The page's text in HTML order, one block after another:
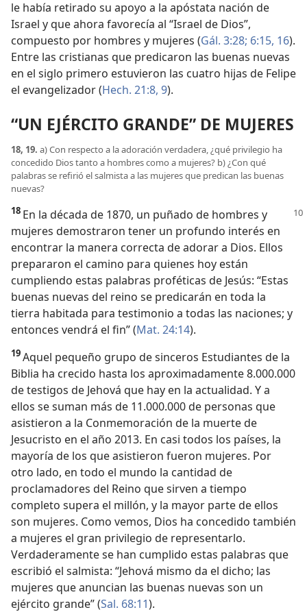
le había retirado su apoyo a la apóstata nación de
Israel y que ahora favorecía al “Israel de Dios”,
compuesto por hombres y mujeres (Gál. 3:28; 6:15, 16).
Entre las cristianas que predicaron las buenas nuevas
en el siglo primero estuvieron las cuatro hijas de Felipe
el evangelizador (Hech. 21:8, 9).
“UN EJÉRCITO GRANDE” DE MUJERES
18, 19. a) Con respecto a la adoración verdadera, ¿qué privilegio ha
concedido Dios tanto a hombres como a mujeres? b) ¿Con qué
palabras se refirió el salmista a las mujeres que predican las buenas
nuevas?
18 En la década de 1870, un puñado de hombres y
mujeres demostraron tener un profundo interés en
encontrar la manera correcta de adorar a Dios. Ellos
prepararon el camino para quienes hoy están
cumpliendo estas palabras proféticas de Jesús: “Estas
buenas nuevas del reino se predicarán en toda la
tierra habitada para testimonio a todas las naciones; y
entonces vendrá el fin” (Mat. 24:14).
19Aquel pequeño grupo de sinceros Estudiantes de la
Biblia ha crecido hasta los aproximadamente 8.000.000
de testigos de Jehová que hay en la actualidad. Y a
ellos se suman más de 11.000.000 de personas que
asistieron a la Conmemoración de la muerte de
Jesucristo en el año 2013. En casi todos los países, la
mayoría de los que asistieron fueron mujeres. Por
otro lado, en todo el mundo la cantidad de
proclamadores del Reino que sirven a tiempo
completo supera el millón, y la mayor parte de ellos
son mujeres. Como vemos, Dios ha concedido también
a mujeres el gran privilegio de representarlo.
Verdaderamente se han cumplido estas palabras que
escribió el salmista: “Jehová mismo da el dicho; las
mujeres que anuncian las buenas nuevas son un
ejército grande” (Sal. 68:11).